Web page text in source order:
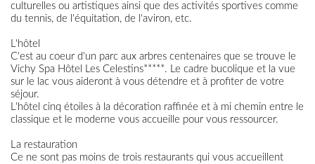
culturelles ou artistiques ainsi que des activités sportives comme
du tennis, de l'équitation, de l'aviron, etc.
L'hôtel
C'est au coeur d'un parc aux arbres centenaires que se trouve le
Vichy Spa Hôtel Les Celestins*****. Le cadre bucolique et la vue
sur le lac vous aideront à vous détendre et à profiter de votre
séjour.
L'hôtel cinq étoiles à la décoration raffinée et à mi chemin entre le
classique et le moderne vous accueille pour vous ressourcer.
La restauration
Ce ne sont pas moins de trois restaurants qui vous accueillent